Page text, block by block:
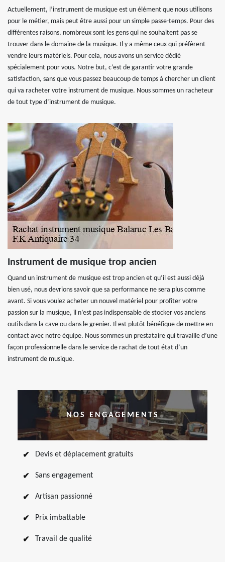
Actuellement, l’instrument de musique est un élément que nous utilisons
pour le métier, mais peut être aussi pour un simple passe-temps. Pour des
différentes raisons, nombreux sont les gens qui ne souhaitent pas se
trouver dans le domaine de la musique. Il y a même ceux qui préfèrent
vendre leurs matériels. Pour cela, nous avons un service dédié
spécialement pour vous. Notre but, c’est de garantir votre grande
satisfaction, sans que vous passez beaucoup de temps à chercher un client
qui va racheter votre instrument de musique. Nous sommes un racheteur
de tout type d’instrument de musique.
Instrument de musique trop ancien
Quand un instrument de musique est trop ancien et qu’il est aussi déjà
bien usé, nous devrions savoir que sa performance ne sera plus comme
avant. Si vous voulez acheter un nouvel matériel pour profiter votre
passion sur la musique, il n’est pas indispensable de stocker vos anciens
outils dans la cave ou dans le grenier. Il est plutôt bénéfique de mettre en
contact avec notre équipe. Nous sommes un prestataire qui travaille d’une
façon professionnelle dans le service de rachat de tout état d’un
instrument de musique.
NOS ENGAGEMENTS
Devis et déplacement gratuits
Sans engagement
Artisan passionné
Prix imbattable
Travail de qualité